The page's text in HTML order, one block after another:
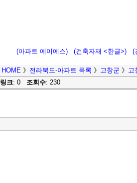
(아파트 에이에스) (건축자재 <한글>) (
HOME 》 전라북도-아파트 목록 》 고창군 》 고
링크: 0 조회수: 230